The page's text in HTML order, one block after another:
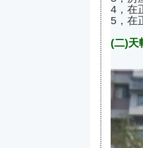
4，在
5，在
(二)天